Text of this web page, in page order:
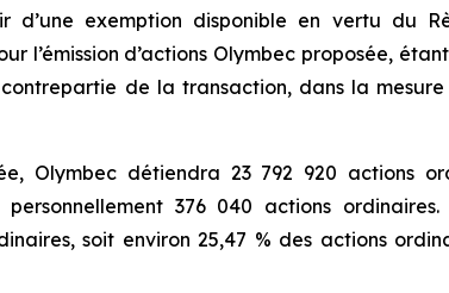
exemption disponible en vertu du
l’émission d’actions Olymbec proposée,
de la transaction, dans la mesure
Olymbec détiendra 23 792 920 actions
376 040 actions
soit environ 25,47 % des actions